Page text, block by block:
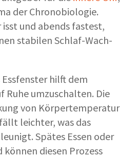
der Chronobiologie.
und abends fastest,
stabilen Schlaf-Wach-
hilft dem
Ruhe umzuschalten. Die
von Körpertemperatur
leichter, was das
Spätes Essen oder
diesen Prozess